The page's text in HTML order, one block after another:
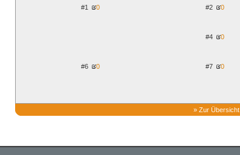
#1 0 #2 0
#4 0
#6 0 #7 0
» Zur Übersicht